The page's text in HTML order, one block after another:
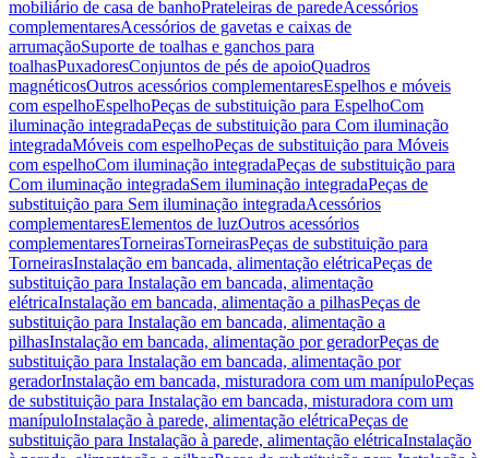
mobiliário de casa de banhoPrateleiras de paredeAcessórios
complementaresAcessórios de gavetas e caixas de
arrumaçãoSuporte de toalhas e ganchos para
toalhasPuxadoresConjuntos de pés de apoioQuadros
magnéticosOutros acessórios complementaresEspelhos e móveis
com espelhoEspelhoPeças de substituição para EspelhoCom
iluminação integradaPeças de substituição para Com iluminação
integradaMóveis com espelhoPeças de substituição para Móveis
com espelhoCom iluminação integradaPeças de substituição para
Com iluminação integradaSem iluminação integradaPeças de
substituição para Sem iluminação integradaAcessórios
complementaresElementos de luzOutros acessórios
complementaresTorneirasTorneirasPeças de substituição para
TorneirasInstalação em bancada, alimentação elétricaPeças de
substituição para Instalação em bancada, alimentação
elétricaInstalação em bancada, alimentação a pilhasPeças de
substituição para Instalação em bancada, alimentação a
pilhasInstalação em bancada, alimentação por geradorPeças de
substituição para Instalação em bancada, alimentação por
geradorInstalação em bancada, misturadora com um manípuloPeças
de substituição para Instalação em bancada, misturadora com um
manípuloInstalação à parede, alimentação elétricaPeças de
substituição para Instalação à parede, alimentação elétricaInstalação